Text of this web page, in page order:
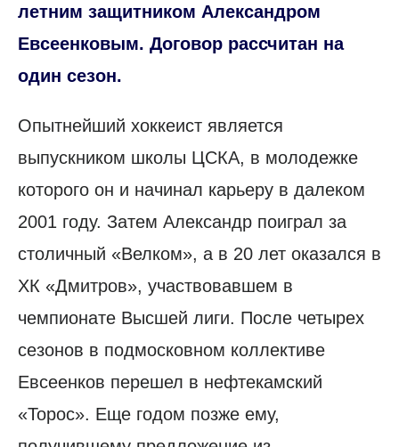
летним защитником Александром
Евсеенковым. Договор рассчитан на
один сезон.
Опытнейший хоккеист является
выпускником школы ЦСКА, в молодежке
которого он и начинал карьеру в далеком
2001 году. Затем Александр поиграл за
столичный «Велком», а в 20 лет оказался в
ХК «Дмитров», участвовавшем в
чемпионате Высшей лиги. После четырех
сезонов в подмосковном коллективе
Евсеенков перешел в нефтекамский
«Торос». Еще годом позже ему,